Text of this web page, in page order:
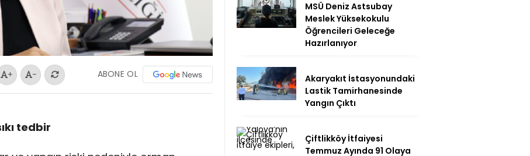
+ - ABONE OL
tedbir
MSÜ Deniz Astsubay
Meslek Yüksekokulu
Öğrencileri Geleceğe
Hazırlanıyor
Akaryakıt İstasyonundaki
Lastik Tamirhanesinde
Yangın Çıktı
Çiftlikköy İtfaiyesi
Temmuz Ayında 91 Olaya